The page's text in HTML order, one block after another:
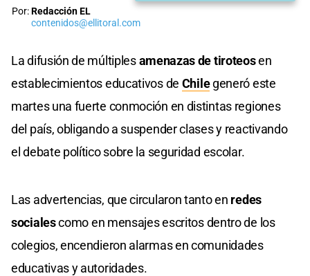
Por:Redacción EL
contenidos@ellitoral.com
La difusión de múltiplesamenazas de tiroteosen
establecimientos educativos de Chilegeneró este
martes una fuerte conmoción en distintas regiones
del país, obligando a suspender clases y reactivando
el debate político sobre la seguridad escolar.
Las advertencias, que circularon tanto en redes
socialescomo en mensajes escritos dentro de los
colegios, encendieron alarmas en comunidades
educativas y autoridades.